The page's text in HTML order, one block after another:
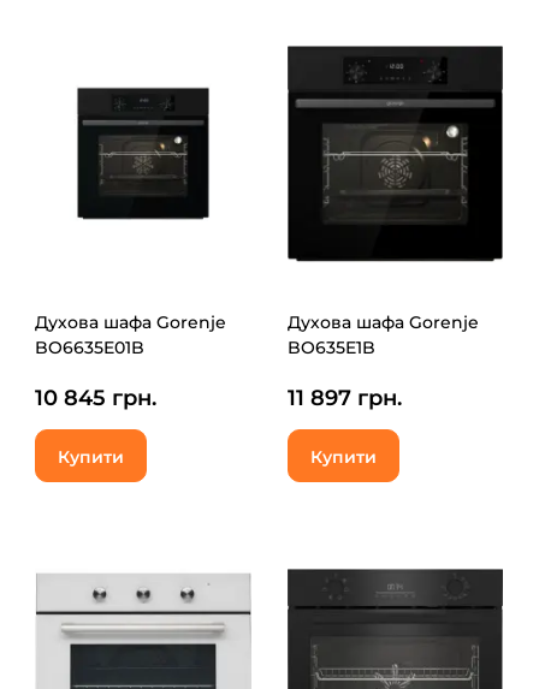
Духова шафа Gorenje
BO6635E01B
10 845 грн.
Купити
Духова шафа Gorenje
BO635E1B
11 897 грн.
Купити